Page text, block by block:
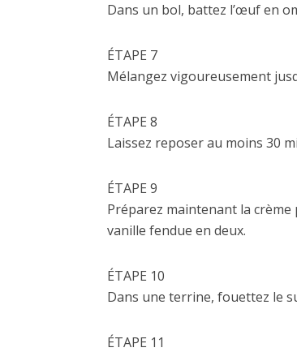
Dans un bol, battez l’œuf en
ÉTAPE 7
Mélangez vigoureusement
ÉTAPE 8
Laissez reposer au moins 30
ÉTAPE 9
Préparez maintenant la crème
vanille fendue en deux.
ÉTAPE 10
Dans une terrine, fouettez le
ÉTAPE 11